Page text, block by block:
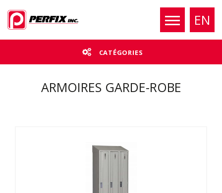
EN
ARMOIRES GARDE-ROBE
CATÉGORIES